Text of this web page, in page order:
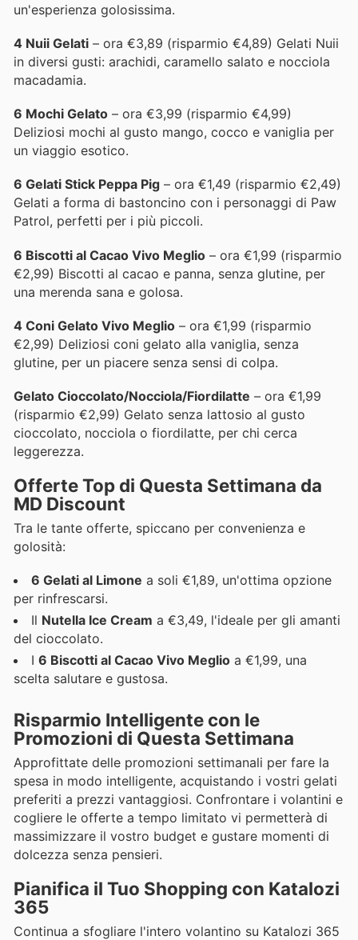
un'esperienza golosissima.
4 Nuii Gelati – ora €3,89 (risparmio €4,89) Gelati Nuii
in diversi gusti: arachidi, caramello salato e nocciola
macadamia.
6 Mochi Gelato – ora €3,99 (risparmio €4,99)
Deliziosi mochi al gusto mango, cocco e vaniglia per
un viaggio esotico.
6 Gelati Stick Peppa Pig – ora €1,49 (risparmio €2,49)
Gelati a forma di bastoncino con i personaggi di Paw
Patrol, perfetti per i più piccoli.
6 Biscotti al Cacao Vivo Meglio – ora €1,99 (risparmio
€2,99) Biscotti al cacao e panna, senza glutine, per
una merenda sana e golosa.
4 Coni Gelato Vivo Meglio – ora €1,99 (risparmio
€2,99) Deliziosi coni gelato alla vaniglia, senza
glutine, per un piacere senza sensi di colpa.
Gelato Cioccolato/Nocciola/Fiordilatte – ora €1,99
(risparmio €2,99) Gelato senza lattosio al gusto
cioccolato, nocciola o fiordilatte, per chi cerca
leggerezza.
Offerte Top di Questa Settimana da
MD Discount
Tra le tante offerte, spiccano per convenienza e
golosità:
6 Gelati al Limone a soli €1,89, un'ottima opzione
per rinfrescarsi.
Il Nutella Ice Cream a €3,49, l'ideale per gli amanti
del cioccolato.
I 6 Biscotti al Cacao Vivo Meglio a €1,99, una
scelta salutare e gustosa.
Risparmio Intelligente con le
Promozioni di Questa Settimana
Approfittate delle promozioni settimanali per fare la
spesa in modo intelligente, acquistando i vostri gelati
preferiti a prezzi vantaggiosi. Confrontare i volantini e
cogliere le offerte a tempo limitato vi permetterà di
massimizzare il vostro budget e gustare momenti di
dolcezza senza pensieri.
Pianifica il Tuo Shopping con Katalozi
365
Continua a sfogliare l'intero volantino su Katalozi 365